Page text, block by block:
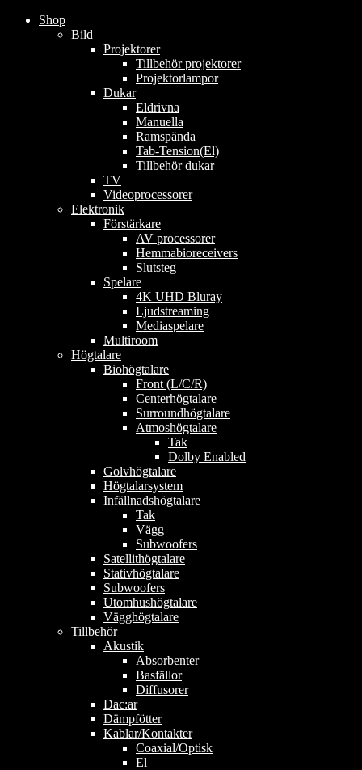
Shop
Bild
Projektorer
Tillbehör projektorer
Projektorlampor
Dukar
Eldrivna
Manuella
Ramspända
Tab-Tension(El)
Tillbehör dukar
TV
Videoprocessorer
Elektronik
Förstärkare
AV processorer
Hemmabioreceivers
Slutsteg
Spelare
4K UHD Bluray
Ljudstreaming
Mediaspelare
Multiroom
Högtalare
Biohögtalare
Front (L/C/R)
Centerhögtalare
Surroundhögtalare
Atmoshögtalare
Tak
Dolby Enabled
Golvhögtalare
Högtalarsystem
Infällnadshögtalare
Tak
Vägg
Subwoofers
Satellithögtalare
Stativhögtalare
Subwoofers
Utomhushögtalare
Vägghögtalare
Tillbehör
Akustik
Absorbenter
Basfällor
Diffusorer
Dac:ar
Dämpfötter
Kablar/Kontakter
Coaxial/Optisk
El